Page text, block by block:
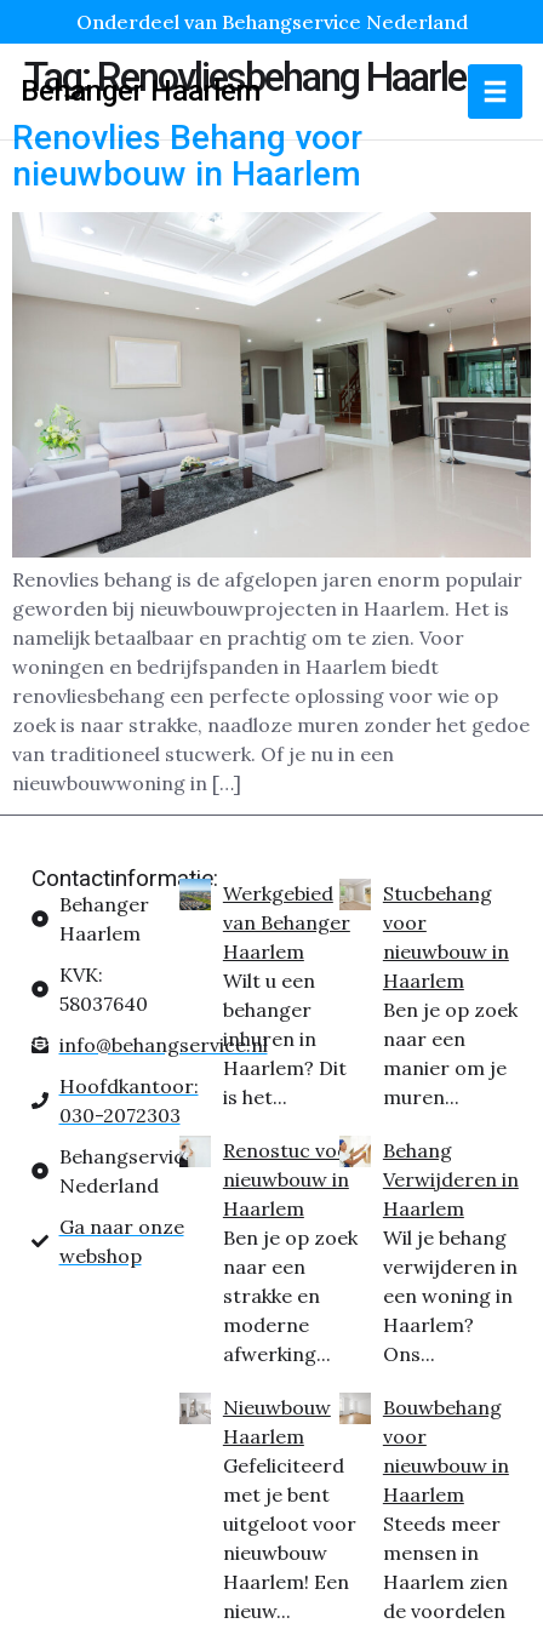
Onderdeel van Behangservice Nederland
Behanger Haarlem
Tag:Renovliesbehang Haarlem
Renovlies Behang voor
nieuwbouw in Haarlem
Renovlies behang is de afgelopen jaren enorm populair
geworden bij nieuwbouwprojecten in Haarlem. Het is
namelijk betaalbaar en prachtig om te zien. Voor
woningen en bedrijfspanden in Haarlem biedt
renovliesbehang een perfecte oplossing voor wie op
zoek is naar strakke, naadloze muren zonder het gedoe
van traditioneel stucwerk. Of je nu in een
nieuwbouwwoning in […]
Contactinformatie:
Behanger
Haarlem
KVK:
58037640
info@behangservice.nl
Hoofdkantoor:
030-2072303
Behangservice
Nederland
Ga naar onze
webshop
Werkgebied
van Behanger
Haarlem
Wilt u een
behanger
inhuren in
Haarlem? Dit
is het...
Renostuc voor
nieuwbouw in
Haarlem
Ben je op zoek
naar een
strakke en
moderne
afwerking...
Nieuwbouw
Haarlem
Gefeliciteerd
met je bent
uitgeloot voor
nieuwbouw
Haarlem! Een
nieuw...
Stucbehang
voor
nieuwbouw in
Haarlem
Ben je op zoek
naar een
manier om je
muren...
Behang
Verwijderen in
Haarlem
Wil je behang
verwijderen in
een woning in
Haarlem?
Ons...
Bouwbehang
voor
nieuwbouw in
Haarlem
Steeds meer
mensen in
Haarlem zien
de voordelen